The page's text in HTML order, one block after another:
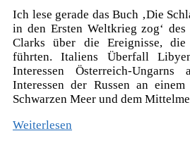
Ich lese gerade das Buch ‚Die
in den Ersten Weltkrieg zog‘
Clarks über die Ereignisse,
führten. Italiens Überfall
Interessen Österreich-
Interessen der Russen an
Schwarzen Meer und dem
Weiterlesen